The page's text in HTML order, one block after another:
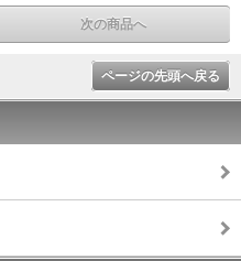
次の商品へ
ページの先頭へ戻る